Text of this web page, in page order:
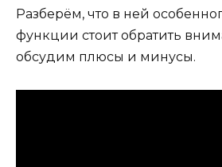
Разберём, что в ней
функции стоит обратить
обсудим плюсы и минусы.